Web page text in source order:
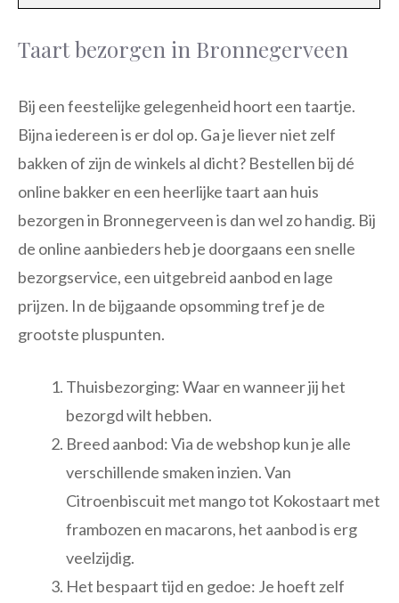
Taart bezorgen in Bronnegerveen
Bij een feestelijke gelegenheid hoort een taartje.
Bijna iedereen is er dol op. Ga je liever niet zelf
bakken of zijn de winkels al dicht? Bestellen bij dé
online bakker en een heerlijke taart aan huis
bezorgen in Bronnegerveen is dan wel zo handig. Bij
de online aanbieders heb je doorgaans een snelle
bezorgservice, een uitgebreid aanbod en lage
prijzen. In de bijgaande opsomming tref je de
grootste pluspunten.
Thuisbezorging: Waar en wanneer jij het
bezorgd wilt hebben.
Breed aanbod: Via de webshop kun je alle
verschillende smaken inzien. Van
Citroenbiscuit met mango tot Kokostaart met
frambozen en macarons, het aanbod is erg
veelzijdig.
Het bespaart tijd en gedoe: Je hoeft zelf